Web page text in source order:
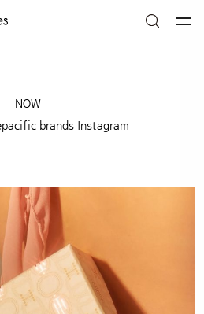
NOW
brands Instagram